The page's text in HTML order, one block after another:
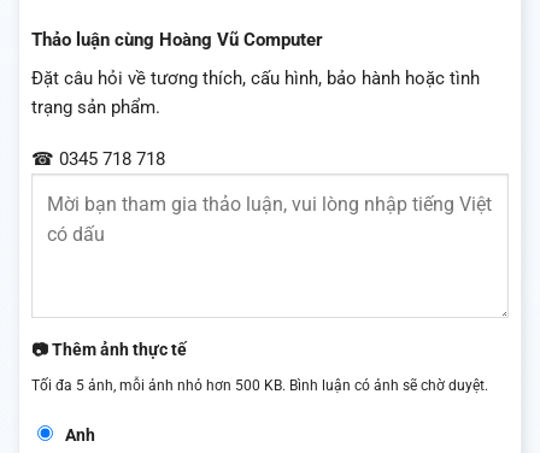
Thảo luận cùng Hoàng Vũ Computer
Đặt câu hỏi về tương thích, cấu hình, bảo hành hoặc tình
trạng sản phẩm.
☎ 0345 718 718
📷 Thêm ảnh thực tế
Tối đa 5 ảnh, mỗi ảnh nhỏ hơn 500 KB. Bình luận có ảnh sẽ chờ duyệt.
Anh